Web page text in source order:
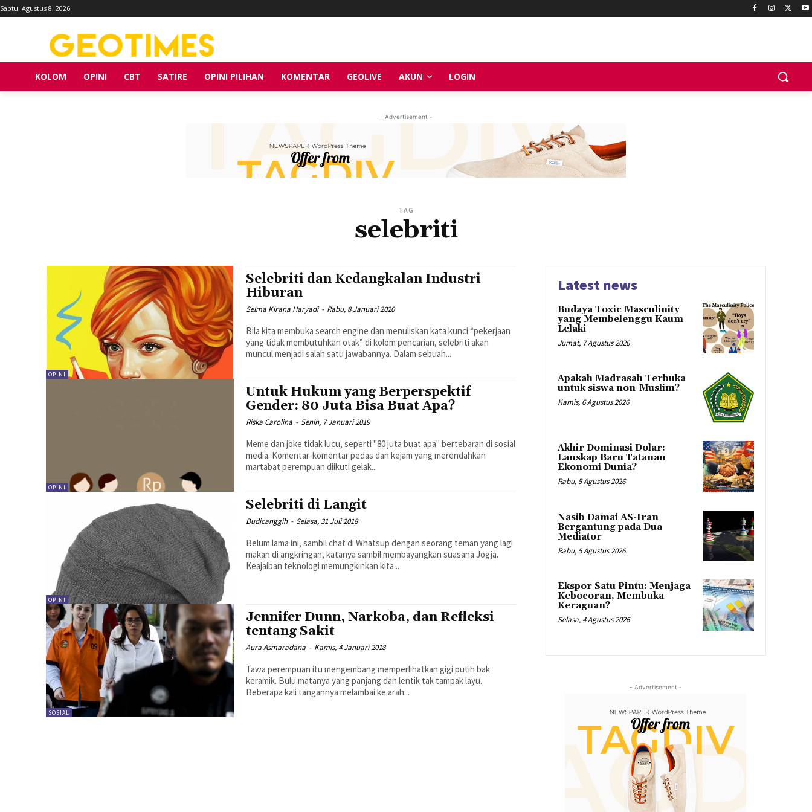
Sabtu, Agustus 8, 2026
KOLOM OPINI CBT SATIRE OPINI PILIHAN KOMENTAR GEOLIVE AKUN LOGIN
- Advertisement -
TAG
selebriti
OPINI
Selebriti dan Kedangkalan Industri
Hiburan
Selma Kirana Haryadi - Rabu, 8 Januari 2020
Bila kita membuka search engine dan menuliskan kata kunci “pekerjaan
yang tidak membutuhkan otak” di kolom pencarian, selebriti akan
muncul menjadi salah satu jawabannya. Dalam sebuah...
OPINI
Untuk Hukum yang Berperspektif
Gender: 80 Juta Bisa Buat Apa?
Riska Carolina - Senin, 7 Januari 2019
Meme dan joke tidak lucu, seperti "80 juta buat apa" bertebaran di sosial
media. Komentar-komentar pedas dan kejam yang merendahkan
martabat perempuan diikuti gelak...
OPINI
Selebriti di Langit
Budicanggih - Selasa, 31 Juli 2018
Belum lama ini, sambil chat di Whatsup dengan seorang teman yang lagi
makan di angkringan, katanya sambil membayangkan suasana Jogja.
Keajaiban teknologi memungkinkan kita...
SOSIAL
Jennifer Dunn, Narkoba, dan Refleksi
tentang Sakit
Aura Asmaradana - Kamis, 4 Januari 2018
Tawa perempuan itu mengembang memperlihatkan gigi putih bak
keramik. Bulu matanya yang panjang dan lentik tak tampak layu.
Beberapa kali tangannya melambai ke arah...
Latest news
Budaya Toxic Masculinity
yang Membelenggu Kaum
Lelaki
Jumat, 7 Agustus 2026
Apakah Madrasah Terbuka
untuk siswa non-Muslim?
Kamis, 6 Agustus 2026
Akhir Dominasi Dolar:
Lanskap Baru Tatanan
Ekonomi Dunia?
Rabu, 5 Agustus 2026
Nasib Damai AS-Iran
Bergantung pada Dua
Mediator
Rabu, 5 Agustus 2026
Ekspor Satu Pintu: Menjaga
Kebocoran, Membuka
Keraguan?
Selasa, 4 Agustus 2026
- Advertisement -